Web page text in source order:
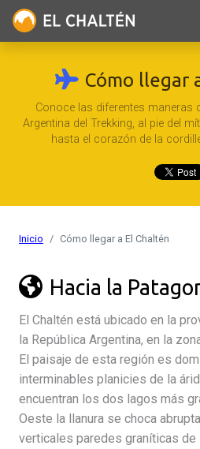
Cómo llegar
Conoce las diferentes maneras
Argentina del Trekking, al pie del
hasta el corazón de la
Inicio Cómo llegar a El Chaltén
Hacia la
El Chaltén está ubicado en la
la República Argentina, en la
El paisaje de esta región es
interminables planicies de la
encuentran los dos lagos más
Oeste la llanura se choca
verticales paredes graníticas